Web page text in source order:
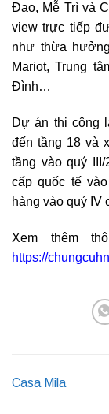
Đạo, Mễ Trì và
view trực tiếp
như thừa
Mariot, Trung
Đình…
Dự án thi công
đến tầng 18 và
tầng vào quý
cấp quốc tế
hàng vào quý IV
Xem thêm
https://
Casa Mila